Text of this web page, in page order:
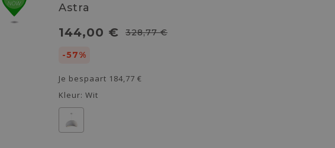
Astra
144,00 € 328,77 €
-57%
Je bespaart 184,77 €
Kleur: Wit